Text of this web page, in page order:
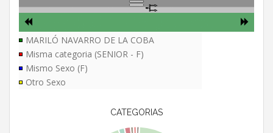
MARILÓ NAVARRO DE LA COBA
Misma categoria (SENIOR - F)
Mismo Sexo (F)
Otro Sexo
CATEGORIAS